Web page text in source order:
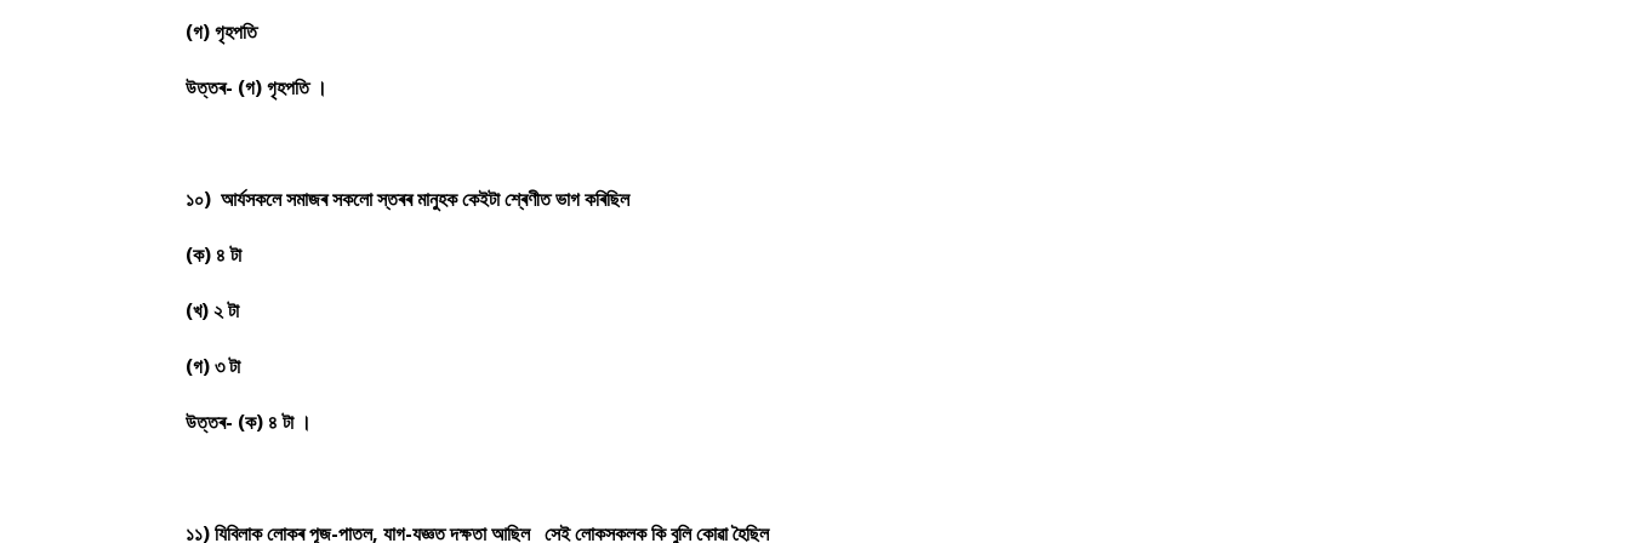
(গ) গৃহপতি
উত্তৰ- (গ) গৃহপতি ।
১০) আৰ্যসকলে সমাজৰ সকলো স্তৰৰ মানুহক কেইটা শ্ৰেণীত ভাগ কৰিছিল
(ক) ৪ টা
(খ) ২ টা
(গ) ৩ টা
উত্তৰ- (ক) ৪ টা ।
১১) যিবিলাক লোকৰ পূজ-পাতল, যাগ-যজ্ঞত দক্ষতা আছিল সেই লোকসকলক কি বুলি কোৱা হৈছিল